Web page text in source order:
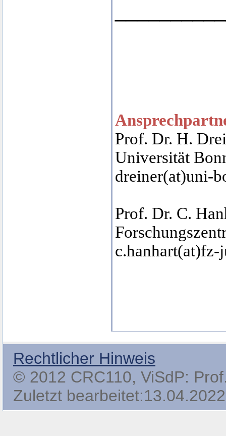
Prof. Dr. H.
Universität
dreiner(at)uni-
Prof. Dr. C.
c.hanhart(at)fz-
Rechtlicher Hinweis
© 2012 CRC110, ViSdP:
Zuletzt